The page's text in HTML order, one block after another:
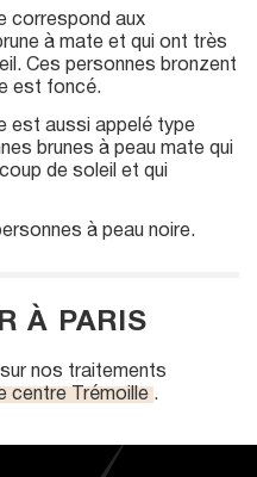
correspond aux
à mate et qui ont très
Ces personnes bronzent
est foncé.
est aussi appelé type
brunes à peau mate qui
de soleil et qui
à peau noire.
À PARIS
nos traitements
centre Trémoille .